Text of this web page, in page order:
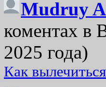
Mudruy
коментах в
2025 года)
Как